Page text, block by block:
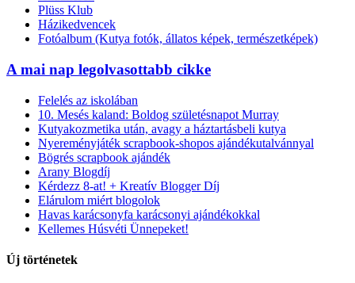
Plüss Klub
Házikedvencek
Fotóalbum (Kutya fotók, állatos képek, természetképek)
A mai nap legolvasottabb cikke
Felelés az iskolában
10. Mesés kaland: Boldog születésnapot Murray
Kutyakozmetika után, avagy a háztartásbeli kutya
Nyereményjáték scrapbook-shopos ajándékutalvánnyal
Bögrés scrapbook ajándék
Arany Blogdíj
Kérdezz 8-at! + Kreatív Blogger Díj
Elárulom miért blogolok
Havas karácsonyfa karácsonyi ajándékokkal
Kellemes Húsvéti Ünnepeket!
Új történetek